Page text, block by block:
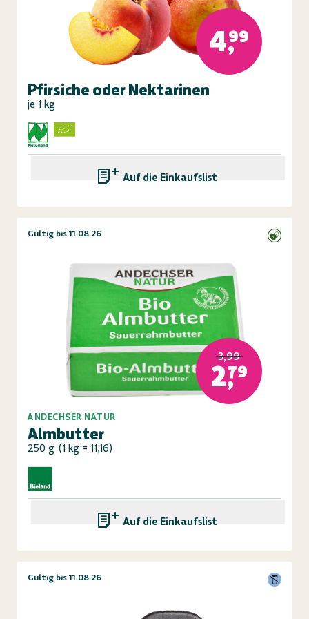
4,99
Pfirsiche oder Nektarinen
je 1 kg
Auf die Einkaufsliste
Gültig bis 11.08.26
3,99
2,79
ANDECHSER NATUR
Almbutter
250 g (1 kg = 11,16)
Auf die Einkaufsliste
Gültig bis 11.08.26